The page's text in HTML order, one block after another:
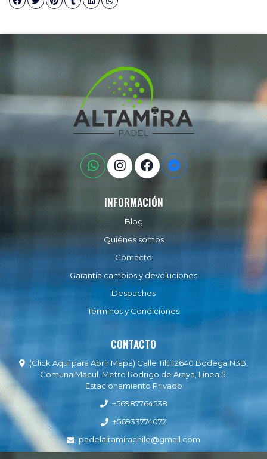
INFORMACIÓN
Blog
Quiénes somos
Contacto
Garantía cambios y devoluciones
Despachos
Términos y Condiciones
CONTACTO
(Click Aquí para Abrir Mapa) Calle Tiltil 2640 Bodega N3B,
Comuna Macul. Metro Rodrigo de Araya, Línea 5.
Estacionamiento Privado
+56987764538
+56933774072
padelaltamirachile@gmail.com